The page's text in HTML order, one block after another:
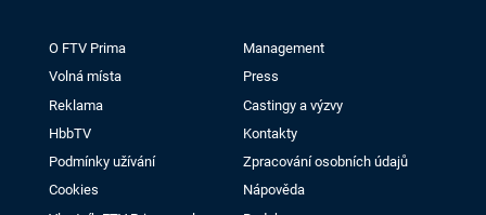
O FTV Prima
Management
Volná místa
Press
Reklama
Castingy a výzvy
HbbTV
Kontakty
Podmínky užívání
Zpracování osobních údajů
Cookies
Nápověda